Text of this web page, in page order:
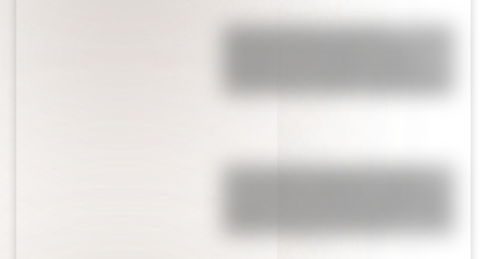
Juana Azurduy y María
17 de agosto para docentes:
primer y segundo ciclo